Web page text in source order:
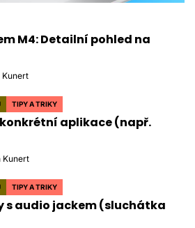
M4: Detailní pohled na
Kunert
TIPY A TRIKY
aplikace (např.
Kunert
TIPY A TRIKY
s audio jackem (sluchátka